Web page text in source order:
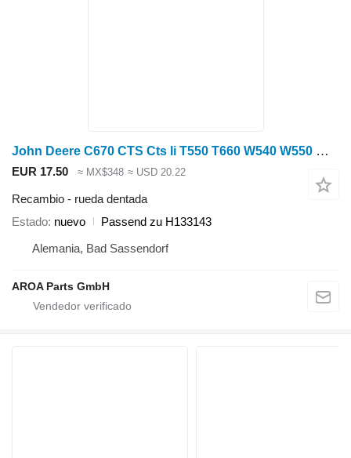
John Deere C670 CTS Cts Ii T550 T660 W540 W550 W650 Passend rueda dentada
EUR 17.50 ≈ MX$348 ≈ USD 20.22
Recambio - rueda dentada
Estado nuevo
Passend zu H133143
Alemania, Bad Sassendorf
AROA Parts GmbH